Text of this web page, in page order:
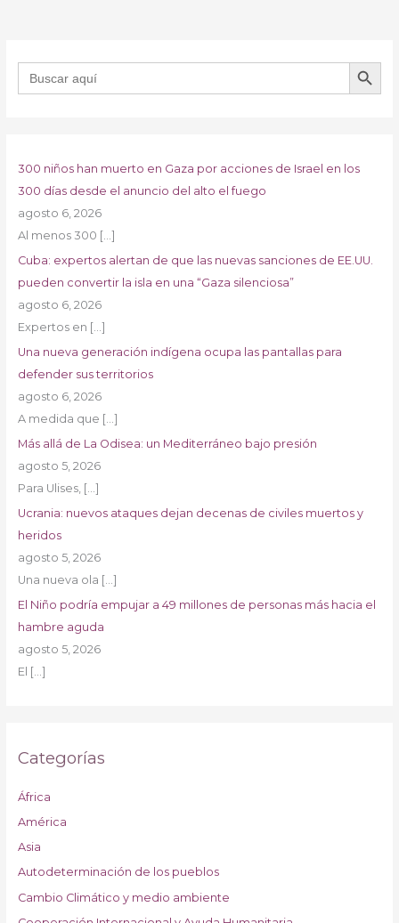
Buscar: BOTÓN DE
300 niños han muerto en Gaza por acciones de Israel en los
300 días desde el anuncio del alto el fuego
agosto 6, 2026
Al menos 300 […]
Cuba: expertos alertan de que las nuevas sanciones de EE.UU.
pueden convertir la isla en una “Gaza silenciosa”
agosto 6, 2026
Expertos en […]
Una nueva generación indígena ocupa las pantallas para
defender sus territorios
agosto 6, 2026
A medida que […]
Más allá de La Odisea: un Mediterráneo bajo presión
agosto 5, 2026
Para Ulises, […]
Ucrania: nuevos ataques dejan decenas de civiles muertos y
heridos
agosto 5, 2026
Una nueva ola […]
El Niño podría empujar a 49 millones de personas más hacia el
hambre aguda
agosto 5, 2026
El […]
Categorías
África
América
Asia
Autodeterminación de los pueblos
Cambio Climático y medio ambiente